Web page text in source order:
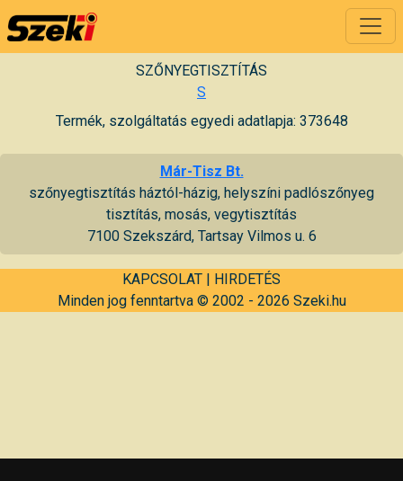
SZŐNYEGTISZTÍTÁS
S
Termék, szolgáltatás egyedi adatlapja: 373648
Már-Tisz Bt.
szőnyegtisztítás háztól-házig, helyszíni padlószőnyeg
tisztítás, mosás, vegytisztítás
7100 Szekszárd, Tartsay Vilmos u. 6
KAPCSOLAT | HIRDETÉS
Minden jog fenntartva © 2002 - 2026 Szeki.hu